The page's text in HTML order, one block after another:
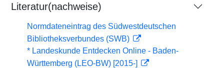
Literatur(nachweise)
Normdateneintrag des Südwestdeutschen
Bibliotheksverbundes (SWB)
* Landeskunde Entdecken Online - Baden-
Württemberg (LEO-BW) [2015-]